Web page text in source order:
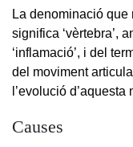
La denominació
significa ‘vèrtebra’,
‘inflamació’, i del
del moviment
l’evolució d’aquesta
Causes